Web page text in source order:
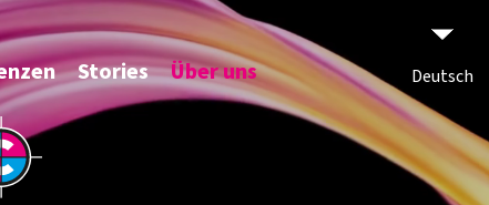
Stories Über uns Deutsch
zu